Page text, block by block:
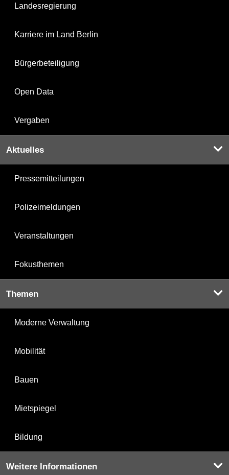
Landesregierung
Karriere im Land Berlin
Bürgerbeteiligung
Open Data
Vergaben
Aktuelles
Pressemitteilungen
Polizeimeldungen
Veranstaltungen
Fokusthemen
Themen
Moderne Verwaltung
Mobilität
Bauen
Mietspiegel
Bildung
Weitere Informationen